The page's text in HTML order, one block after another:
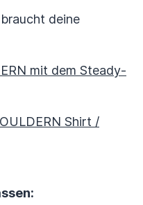
braucht deine
mit dem Steady-
Shirt /